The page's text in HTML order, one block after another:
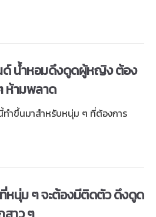
ด์ น้ำหอมดึงดูดผู้หญิง ต้อง
ห้ามพลาด
ำขึ้นมาสำหรับหนุ่ม ๆ ที่ต้องการ
หนุ่ม ๆ จะต้องมีติดตัว ดึงดูด